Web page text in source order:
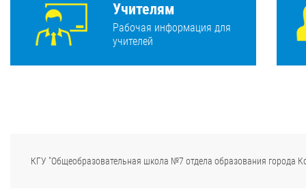
Учителям
Рабочая информация для
учителей
КГУ "Общеобразовательная школа №7 отдела образования города